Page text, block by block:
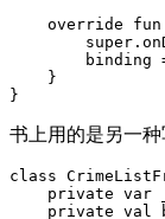
override
fun
super .
binding
}
}
书上用的是另一
class
private var
private val